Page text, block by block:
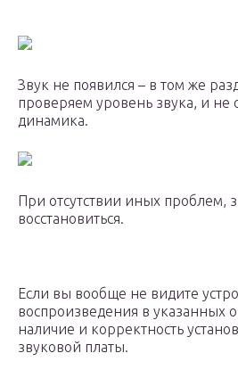
Звук не появился – в том же
проверяем уровень звука, и не
динамика.
При отсутствии иных проблем,
восстановиться.
Если вы вообще не видите
воспроизведения в указанных
наличие и корректность
звуковой платы.